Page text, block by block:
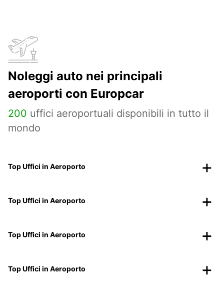
Noleggi auto nei principali
aeroporti con Europcar
200 uffici aeroportuali disponibili in tutto il
mondo
Top Uffici in Aeroporto
Top Uffici in Aeroporto
Top Uffici in Aeroporto
Top Uffici in Aeroporto